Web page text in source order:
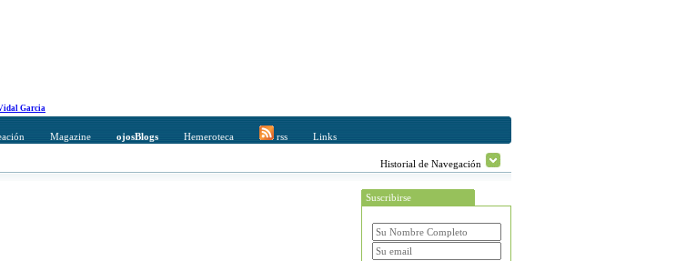
Garcia
Magazine ojosBlogs Hemeroteca rss Links
Historial de Navegación
Suscribirse